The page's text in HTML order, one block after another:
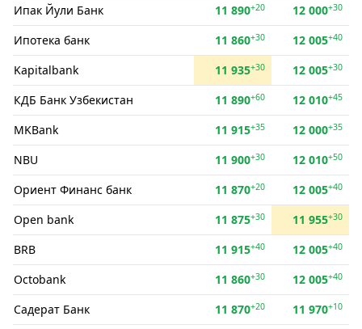
Ипак Йули Банк 11 890+20 12 000+30
Ипотека банк 11 860+30 12 005+40
Kapitalbank 11 935+30 12 005+30
КДБ Банк Узбекистан 11 890+60 12 010+45
MKBank 11 915+35 12 000+35
NBU 11 900+30 12 010+50
Ориент Финанс банк 11 870+20 12 005+40
Open bank 11 875+30 11 955+30
BRB 11 915+40 12 005+40
Octobank 11 860+30 12 005+40
Садерат Банк 11 870+20 11 970+10